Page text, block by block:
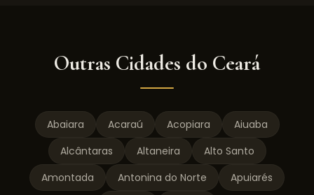
Outras Cidades do Ceará
Abaiara Acaraú Acopiara
Aiuaba
Alcântaras
Altaneira
Alto Santo
Amontada
Antonina do Norte
Apuiarés